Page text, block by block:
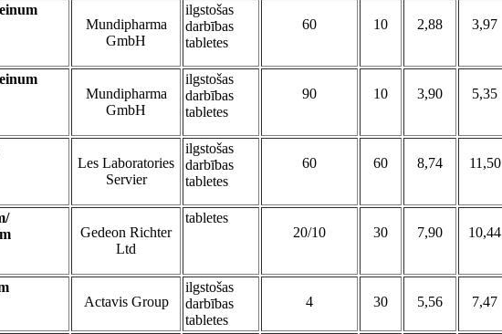
Mundipharma
GmbH
ilgstošas
darbības
tabletes
60 10 2,88 3,97
Mundipharma
GmbH
ilgstošas
darbības
tabletes
90 10 3,90 5,35
Les Laboratories
Servier
ilgstošas
darbības
tabletes
60 60 8,74 11,50
Gedeon Richter
Ltd
tabletes
20/10
30 7,90 10,44
Actavis Group
ilgstošas
darbības
tabletes
4 30 5,56 7,47